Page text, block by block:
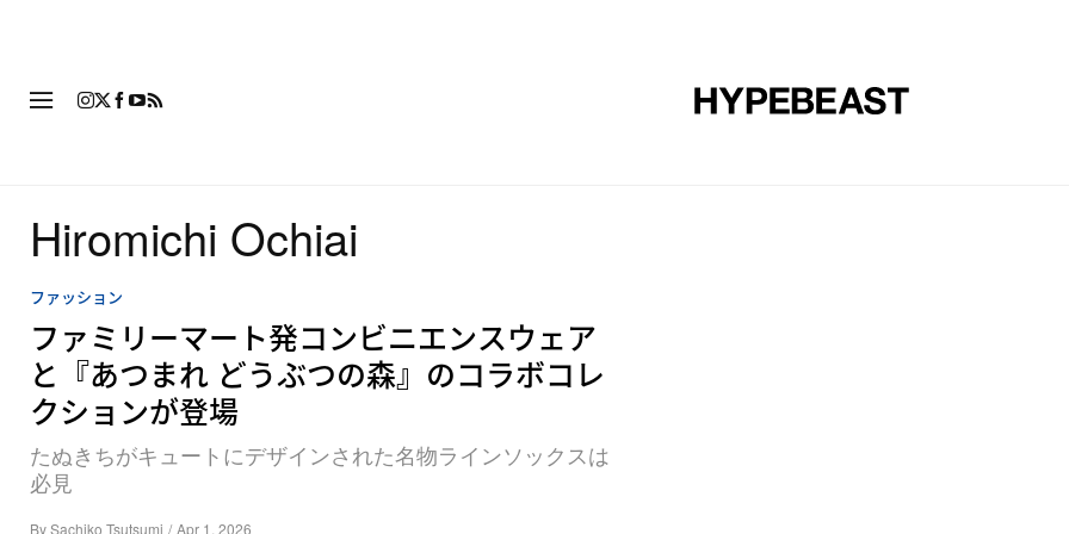
Hiromichi Ochiai
ファッション
ファミリーマート発コンビニエンスウェア
と『あつまれ どうぶつの森』のコラボコレ
クションが登場
たぬきちがキュートにデザインされた名物ラインソックスは
必見
BySachiko Tsutsumi / Apr 1, 2026